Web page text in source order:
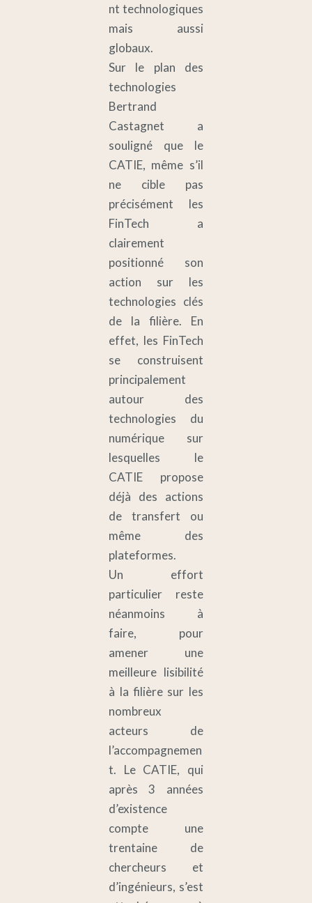
nt technologiques
mais aussi
globaux.
Sur le plan des
technologies
Bertrand
Castagnet a
souligné que le
CATIE, même s’il
ne cible pas
précisément les
FinTech a
clairement
positionné son
action sur les
technologies clés
de la filière. En
effet, les FinTech
se construisent
principalement
autour des
technologies du
numérique sur
lesquelles le
CATIE propose
déjà des actions
de transfert ou
même des
plateformes.
Un effort
particulier reste
néanmoins à
faire, pour
amener une
meilleure lisibilité
à la filière sur les
nombreux
acteurs de
l’accompagnemen
t. Le CATIE, qui
après 3 années
d’existence
compte une
trentaine de
chercheurs et
d’ingénieurs, s’est